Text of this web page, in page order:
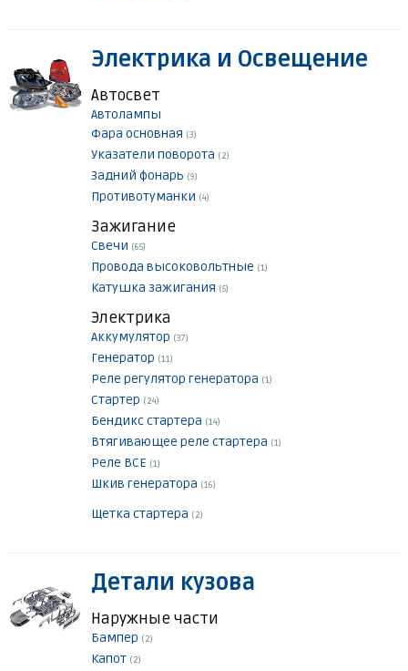
Электрика и Освещение
Автосвет
Автолампы
Фара основная (3)
Указатели поворота (2)
Задний фонарь (9)
Противотуманки (4)
Зажигание
Свечи (65)
Провода высоковольтные (1)
Катушка зажигания (5)
Электрика
Аккумулятор (37)
Генератор (11)
Реле регулятор генератора (1)
Стартер (24)
Бендикс стартера (14)
Втягивающее реле стартера (1)
Реле ВСЕ (1)
Шкив генератора (16)
Щетка стартера (2)
Детали кузова
Наружные части
Бампер (2)
Капот (2)